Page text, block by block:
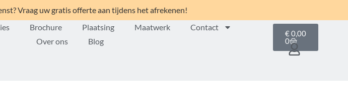
Vraag uw gratis offerte aan tijdens het afrekenen!
Brochure Plaatsing Maatwerk
Contact
Over ons
Blog
€0,00
0